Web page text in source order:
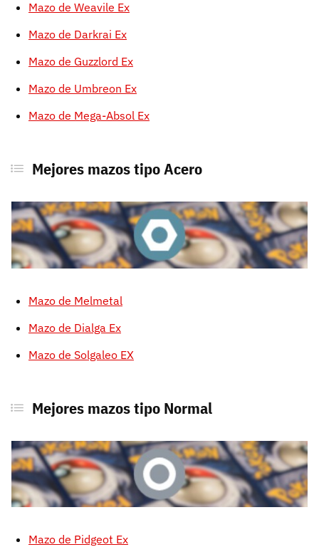
Mazo de Weavile Ex
Mazo de Darkrai Ex
Mazo de Guzzlord Ex
Mazo de Umbreon Ex
Mazo de Mega-Absol Ex
Mejores mazos tipo Acero
Mazo de Melmetal
Mazo de Dialga Ex
Mazo de Solgaleo EX
Mejores mazos tipo Normal
Mazo de Pidgeot Ex